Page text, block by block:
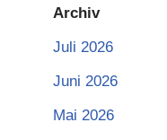
Archiv
Juli 2026
Juni 2026
Mai 2026